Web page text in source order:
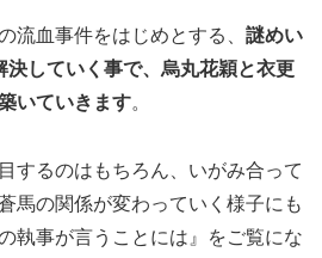
流血事件をはじめとする、 謎めい
決していく事で、烏丸花穎と衣更
いていきます。
するのはもちろん、いがみ合って
馬の関係が変わっていく様子にも
執事が言うことには』をご覧にな